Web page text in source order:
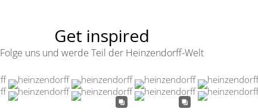
Get inspired
Folge uns und werde Teil der Heinzendorff-Welt